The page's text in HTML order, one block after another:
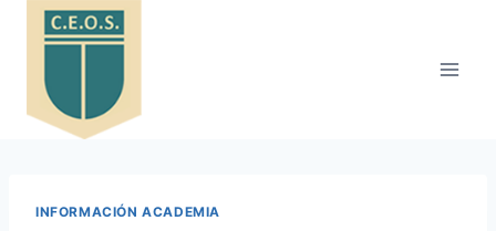
Saltar
INFORMACIÓN ACADEMIA